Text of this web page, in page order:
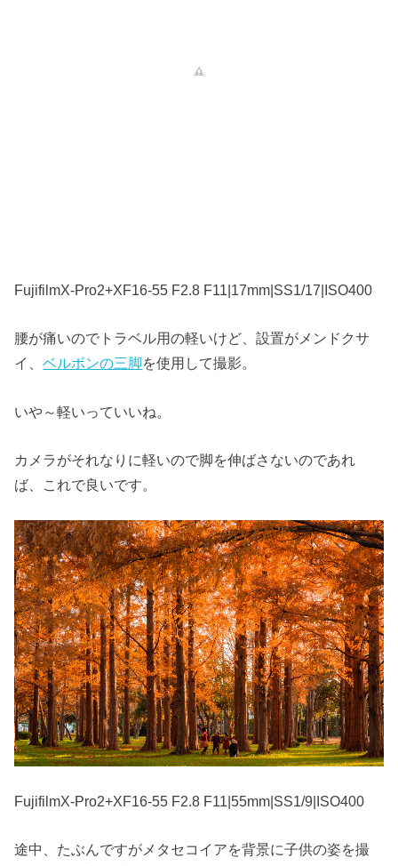
FujifilmX-Pro2+XF16-55 F2.8 F11|17mm|SS1/17|ISO400
腰が痛いのでトラベル用の軽いけど、設置がメンドクサ
イ、ベルボンの三脚を使用して撮影。
いや～軽いっていいね。
カメラがそれなりに軽いので脚を伸ばさないのであれ
ば、これで良いです。
FujifilmX-Pro2+XF16-55 F2.8 F11|55mm|SS1/9|ISO400
途中、たぶんですがメタセコイアを背景に子供の姿を撮